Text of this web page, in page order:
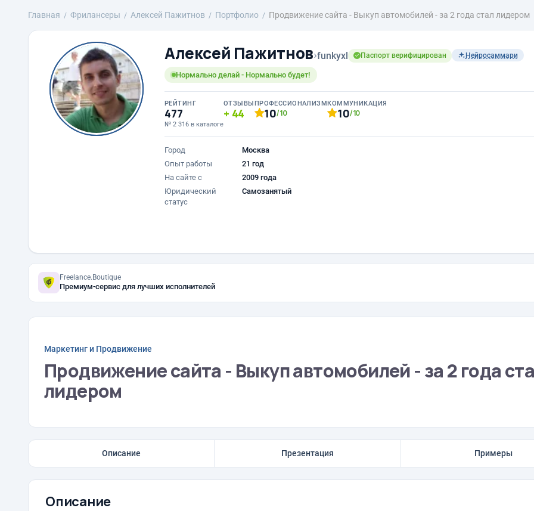
Главная Фрилансеры Алексей Пажитнов Портфолио Продвижение сайта - Выкуп автомобилей - за 2 года стал лидером
Алексей Пажитнов›funkyxl Паспорт верифицирован Нейросаммари
Нормально делай - Нормально будет!
РЕЙТИНГ
477
№ 2 316 в каталоге
ОТЗЫВЫ
44
ПРОФЕССИОНАЛИЗМ
10/10
КОММУНИКАЦИЯ
10/10
Город
Москва
Опыт работы
21 год
На сайте с
2009 года
Юридический
статус
Самозанятый
Freelance.Boutique
Премиум-сервис для лучших исполнителей
Маркетинг и Продвижение
Продвижение сайта - Выкуп автомобилей - за 2 года
лидером
Описание Презентация Примеры
Описание